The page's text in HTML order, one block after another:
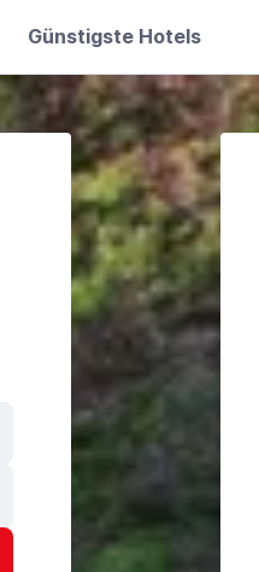
Günstigste Hotels